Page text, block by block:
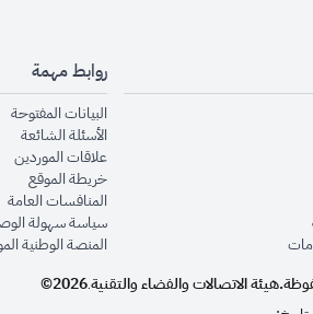
opens in
opens in
opens in new
opens in new
opens in new window
opens in new window
روابط مهمة
البيانات المفتوحة
الأسئلة الشائعة
علاقات الموردين
خريطة الموقع
المنافسات العامة
سياسة سهولة
المنصة الوطنية
هيئة الاتصالات والفضاء والتقنية.
2026©